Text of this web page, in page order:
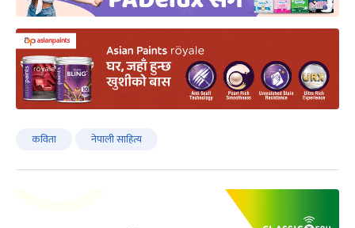
कविता नेपाली साहित्य